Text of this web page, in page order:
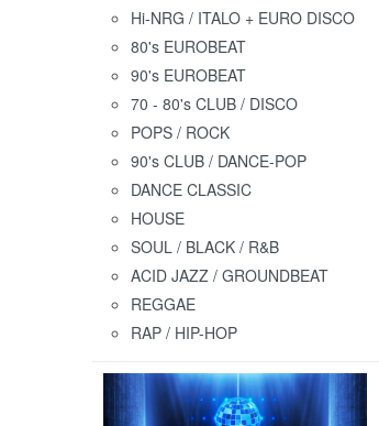
Hi-NRG / ITALO + EURO DISCO
80's EUROBEAT
90's EUROBEAT
70 - 80's CLUB / DISCO
POPS / ROCK
90's CLUB / DANCE-POP
DANCE CLASSIC
HOUSE
SOUL / BLACK / R&B
ACID JAZZ / GROUNDBEAT
REGGAE
RAP / HIP-HOP